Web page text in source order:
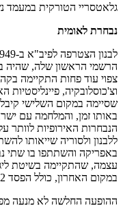
גלאטסריי הטורקית במעמד
נבחרת לאומית
הרשמי הראשון שלה, שהיה
צפוי עוד פחות התקיימה
וצ'כוסלובקיה,
שסיימה במקום השלישי
באותו זמן, והמלחמה עם
הנבחרות האירופיות לוותר
ללבנון ולסוריה שייאותו
עצמה, שהתקיימה בשיטת
במקום האחרון, כולל הפסד 34:22 להולנד (מצרים זכתה באליפות).
ההופעה החלשה לא מנעה